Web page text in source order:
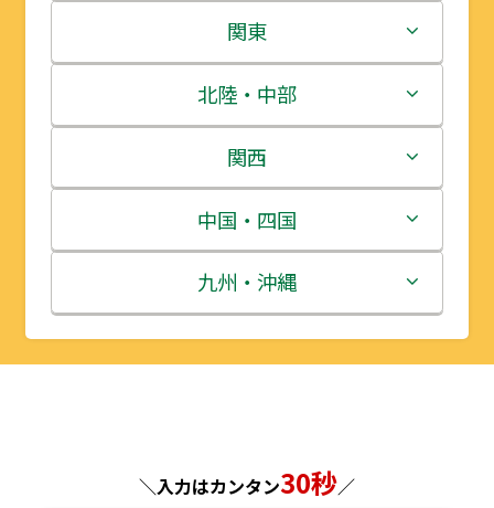
北海道
青森県
岩手県
宮城県
秋田県
山形県
関東
茨城県
栃木県
群馬県
埼玉県
千葉県
北陸・中部
新潟県
富山県
石川県
福井県
関西
三重県
滋賀県
京都府
中国・四国
鳥取県
島根県
九州・沖縄
福岡県
＼入力はカンタン30秒／